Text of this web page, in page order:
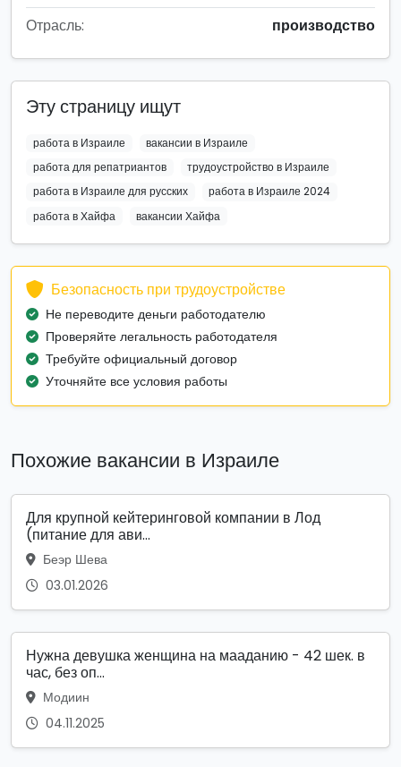
Отрасль:
производство
Эту страницу ищут
работа в Израиле
вакансии в Израиле
работа для репатриантов
трудоустройство в Израиле
работа в Израиле для русских
работа в Израиле 2024
работа в Хайфа
вакансии Хайфа
Безопасность при трудоустройстве
Не переводите деньги работодателю
Проверяйте легальность работодателя
Требуйте официальный договор
Уточняйте все условия работы
Похожие вакансии в Израиле
Для крупной кейтеринговой компании в Лод
(питание для ави...
Беэр Шева
03.01.2026
Нужна девушка женщина на мааданию - 42 шек. в
час, без оп...
Модиин
04.11.2025